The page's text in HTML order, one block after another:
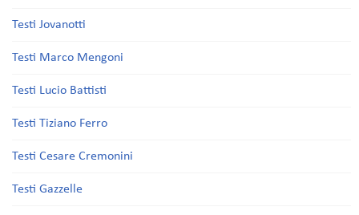
Testi Jovanotti
Testi Marco Mengoni
Testi Lucio Battisti
Testi Tiziano Ferro
Testi Cesare Cremonini
Testi Gazzelle